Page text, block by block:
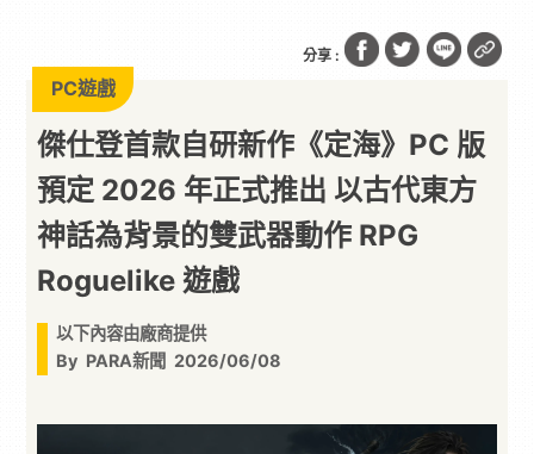
分享 :
PC遊戲
傑仕登首款自研新作《定海》PC 版
預定 2026 年正式推出 以古代東方
神話為背景的雙武器動作 RPG
Roguelike 遊戲
以下內容由廠商提供
By PARA新聞 2026/06/08